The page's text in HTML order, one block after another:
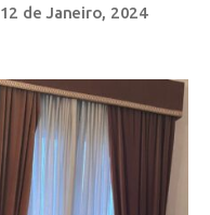
12 de Janeiro, 2024